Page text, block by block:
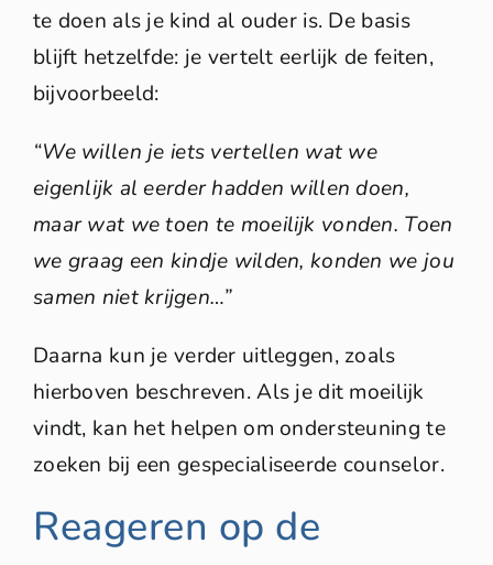
te doen als je kind al ouder is. De basis
blijft hetzelfde: je vertelt eerlijk de feiten,
bijvoorbeeld:
“We willen je iets vertellen wat we
eigenlijk al eerder hadden willen doen,
maar wat we toen te moeilijk vonden. Toen
we graag een kindje wilden, konden we jou
samen niet krijgen…”
Daarna kun je verder uitleggen, zoals
hierboven beschreven. Als je dit moeilijk
vindt, kan het helpen om ondersteuning te
zoeken bij een gespecialiseerde counselor.
Reageren op de